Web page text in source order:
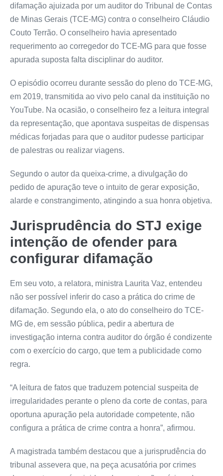
difamação ajuizada por um auditor do Tribunal de Contas
de Minas Gerais (TCE-MG) contra o conselheiro Cláudio
Couto Terrão. O conselheiro havia apresentado
requerimento ao corregedor do TCE-MG para que fosse
apurada suposta falta disciplinar do auditor.
O episódio ocorreu durante sessão do pleno do TCE-MG,
em 2019, transmitida ao vivo pelo canal da instituição no
YouTube. Na ocasião, o conselheiro fez a leitura integral
da representação, que apontava suspeitas de dispensas
médicas forjadas para que o auditor pudesse participar
de palestras ou realizar viagens.
Segundo o autor da queixa-crime, a divulgação do
pedido de apuração teve o intuito de gerar exposição,
alarde e constrangimento, atingindo a sua honra objetiva.
Jurisprudência do STJ exige
intenção de ofender para
configurar difamação
Em seu voto, a relatora, ministra Laurita Vaz, entendeu
não ser possível inferir do caso a prática do crime de
difamação. Segundo ela, o ato do conselheiro do TCE-
MG de, em sessão pública, pedir a abertura de
investigação interna contra auditor do órgão é condizente
com o exercício do cargo, que tem a publicidade como
regra.
“A leitura de fatos que traduzem potencial suspeita de
irregularidades perante o pleno da corte de contas, para
oportuna apuração pela autoridade competente, não
configura a prática de crime contra a honra”, afirmou.
A magistrada também destacou que a jurisprudência do
tribunal assevera que, na peça acusatória por crimes